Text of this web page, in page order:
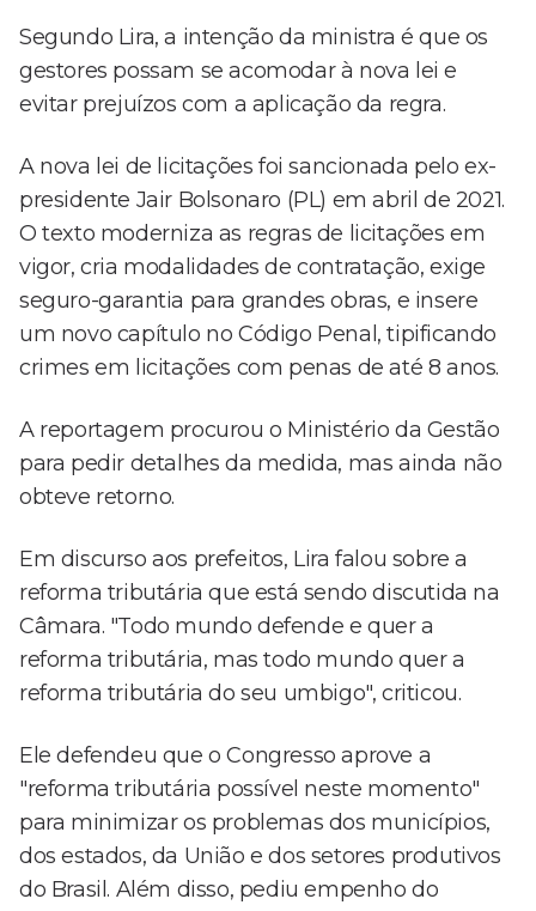
Segundo Lira, a intenção da ministra é que os
gestores possam se acomodar à nova lei e
evitar prejuízos com a aplicação da regra.
A nova lei de licitações foi sancionada pelo ex-
presidente Jair Bolsonaro (PL) em abril de 2021.
O texto moderniza as regras de licitações em
vigor, cria modalidades de contratação, exige
seguro-garantia para grandes obras, e insere
um novo capítulo no Código Penal, tipificando
crimes em licitações com penas de até 8 anos.
A reportagem procurou o Ministério da Gestão
para pedir detalhes da medida, mas ainda não
obteve retorno.
Em discurso aos prefeitos, Lira falou sobre a
reforma tributária que está sendo discutida na
Câmara. "Todo mundo defende e quer a
reforma tributária, mas todo mundo quer a
reforma tributária do seu umbigo", criticou.
Ele defendeu que o Congresso aprove a
"reforma tributária possível neste momento"
para minimizar os problemas dos municípios,
dos estados, da União e dos setores produtivos
do Brasil. Além disso, pediu empenho do